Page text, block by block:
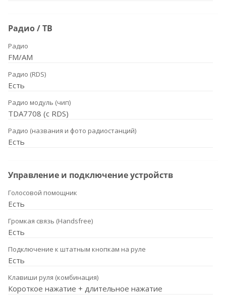
Радио / ТВ
Радио
FM/AM
Радио (RDS)
Есть
Радио модуль (чип)
TDA7708 (с RDS)
Радио (названия и фото радиостанций)
Есть
Управление и подключение устройств
Голосовой помощник
Есть
Громкая связь (Handsfree)
Есть
Подключение к штатным кнопкам на руле
Есть
Клавиши руля (комбинация)
Короткое нажатие + длительное нажатие